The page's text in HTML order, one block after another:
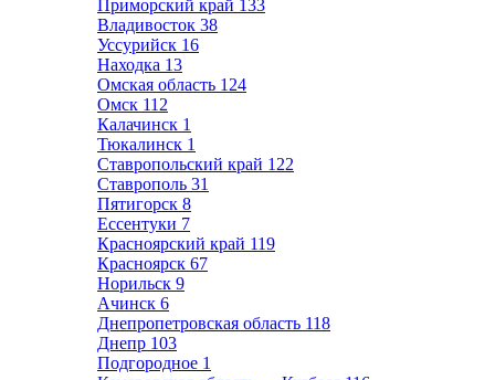
Приморский край 133
Владивосток 38
Уссурийск 16
Находка 13
Омская область 124
Омск 112
Калачинск 1
Тюкалинск 1
Ставропольский край 122
Ставрополь 31
Пятигорск 8
Ессентуки 7
Красноярский край 119
Красноярск 67
Норильск 9
Ачинск 6
Днепропетровская область 118
Днепр 103
Подгородное 1